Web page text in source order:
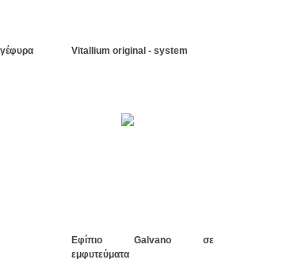
Vitallium original - system
Εφίπιο Galvano σε
εμφυτεύματα